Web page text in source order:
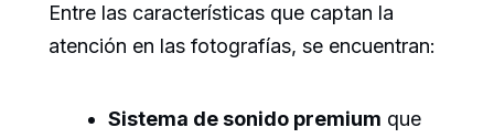
Entre las características que captan la
atención en las fotografías, se encuentran:
Sistema de sonido premium que